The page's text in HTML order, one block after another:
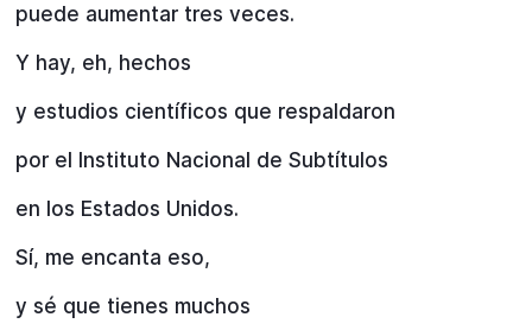
puede aumentar tres veces.
Y hay, eh, hechos
y estudios científicos que respaldaron
por el Instituto Nacional de Subtítulos
en los Estados Unidos.
Sí, me encanta eso,
y sé que tienes muchos